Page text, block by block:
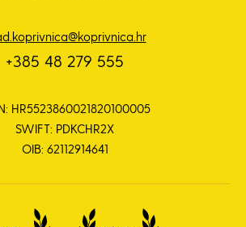
+385 48 279 555
HR5523860021820100005
SWIFT: PDKCHR2X
OIB: 62112914641